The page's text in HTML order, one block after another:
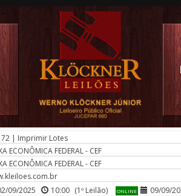
| Imprimir Lotes
ECONÔMICA FEDERAL - CEF
ECONÔMICA FEDERAL - CEF
09/2025 10:00 (1º Leilão) ONLINE 09/09/